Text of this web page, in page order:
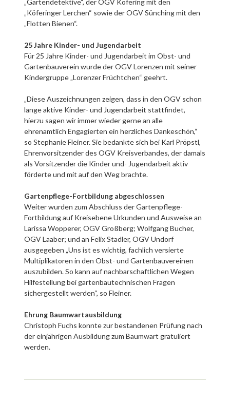
„Gartendetektive“, der OGV Köfering mit den
„Köferinger Lerchen“ sowie der OGV Sünching mit den
„Flotten Bienen“.
25 Jahre Kinder- und Jugendarbeit
Für 25 Jahre Kinder- und Jugendarbeit im Obst- und
Gartenbauverein wurde der OGV Lorenzen mit seiner
Kindergruppe „Lorenzer Früchtchen“ geehrt.
„Diese Auszeichnungen zeigen, dass in den OGV schon
lange aktive Kinder- und Jugendarbeit stattfindet,
hierzu sagen wir immer wieder gerne an alle
ehrenamtlich Engagierten ein herzliches Dankeschön,“
so Stephanie Fleiner. Sie bedankte sich bei Karl Pröpstl,
Ehrenvorsitzender des OGV Kreisverbandes, der damals
als Vorsitzender die Kinder und- Jugendarbeit aktiv
förderte und mit auf den Weg brachte.
Gartenpflege-Fortbildung abgeschlossen
Weiter wurden zum Abschluss der Gartenpflege-
Fortbildung auf Kreisebene Urkunden und Ausweise an
Larissa Wopperer, OGV Großberg; Wolfgang Bucher,
OGV Laaber; und an Felix Stadler, OGV Undorf
ausgegeben „Uns ist es wichtig, fachlich versierte
Multiplikatoren in den Obst- und Gartenbauvereinen
auszubilden. So kann auf nachbarschaftlichen Wegen
Hilfestellung bei gartenbautechnischen Fragen
sichergestellt werden“, so Fleiner.
Ehrung Baumwartausbildung
Christoph Fuchs konnte zur bestandenen Prüfung nach
der einjährigen Ausbildung zum Baumwart gratuliert
werden.